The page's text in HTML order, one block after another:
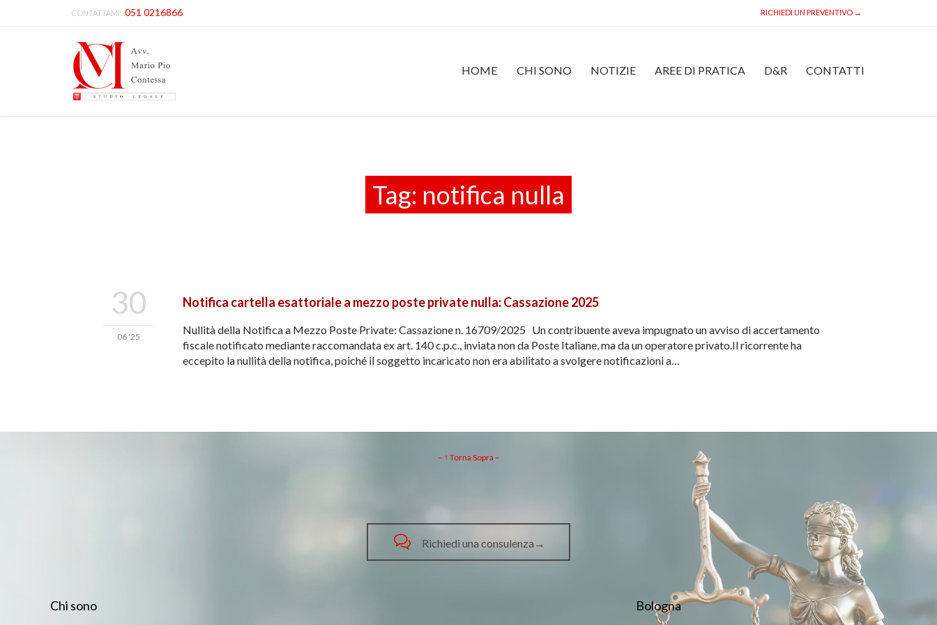
CONTATTAMI: 051 0216866 RICHIEDI UN PREVENTIVO →
HOME CHI SONO NOTIZIE AREE DI PRATICA D&R CONTATTI
Tag: notifica nulla
30
06 '25
Notifica cartella esattoriale a mezzo poste private nulla: Cassazione 2025
Nullità della Notifica a Mezzo Poste Private: Cassazione n. 16709/2025 Un contribuente aveva impugnato un avviso di accertamento
fiscale notificato mediante raccomandata ex art. 140 c.p.c., inviata non da Poste Italiane, ma da un operatore privato.Il ricorrente ha
eccepito la nullità della notifica, poiché il soggetto incaricato non era abilitato a svolgere notificazioni a…
– ↑ Torna Sopra –
 Richiedi una consulenza→
Chi sono Bologna